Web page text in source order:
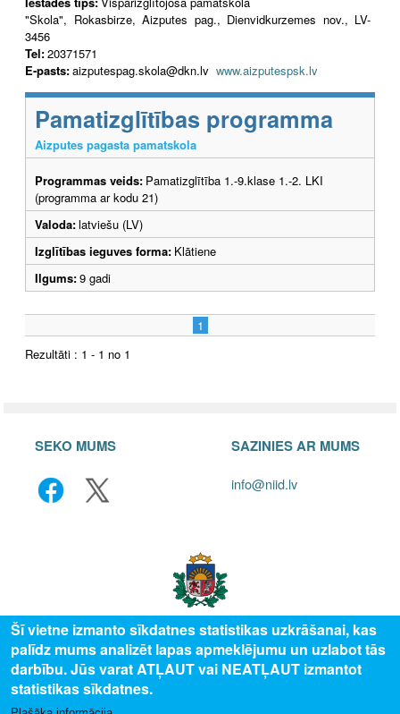
"Skola", Rokasbirze, Aizputes pag., Dienvidkurzemes nov., LV-
3456
Tel:20371571
E-pasts:aizputespag.skola@dkn.lv www.aizputespsk.lv
Pamatizglītības programma
Aizputes pagasta pamatskola
Programmas veids: Pamatizglītība 1.-9.klase 1.-2. LKI
(programma ar kodu 21)
Valoda:latviešu (LV)
Izglītības ieguves forma: Klātiene
Ilgums:9 gadi
1
Rezultāti : 1 - 1 no 1
SEKO MUMS SAZINIES AR MUMS
info@niid.lv
© 2025 Valsts izglītības attīstības aģentūra, publicētā satura visas tiesības
Šī vietne izmanto sīkdatnes statistikas uzkrāšanai, kas
palīdz mums analizēt lapas apmeklējumu un uzlabot tās
darbību. Jūs varat ATĻAUT vai NEATĻAUT izmantot
statistikas sīkdatnes.